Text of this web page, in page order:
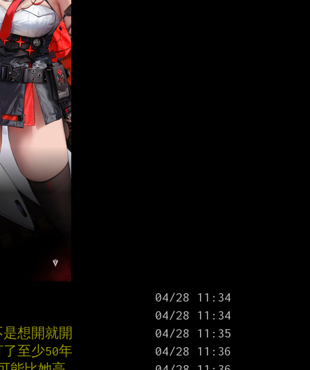
想開就開
至少50年